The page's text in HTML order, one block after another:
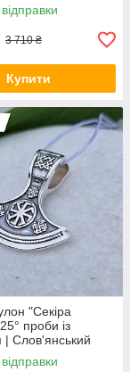
3 710 ₴
Купити
"Секіра
проби із
| Слов'янський